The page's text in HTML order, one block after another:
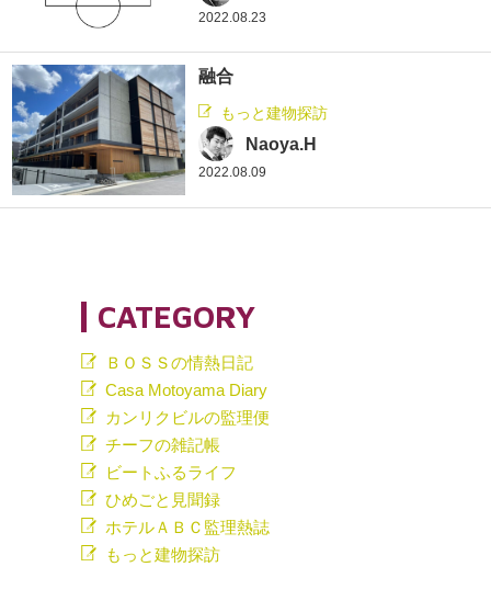
2022.08.23
融合
もっと建物探訪
Naoya.H
2022.08.09
CATEGORY
ＢＯＳＳの情熱日記
Casa Motoyama Diary
カンリクビルの監理便
チーフの雑記帳
ビートふるライフ
ひめごと見聞録
ホテルＡＢＣ監理熱誌
もっと建物探訪